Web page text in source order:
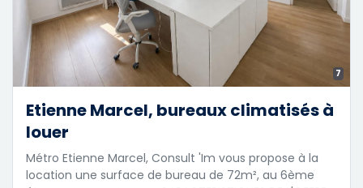
7
Etienne Marcel, bureaux climatisés à
louer
Métro Etienne Marcel, Consult 'Im vous propose à la
location une surface de bureau de 72m², au 6ème